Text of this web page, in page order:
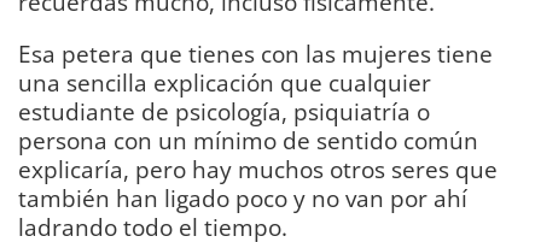
Esa petera que tienes con las mujeres tiene
una sencilla explicación que cualquier
estudiante de psicología, psiquiatría o
persona con un mínimo de sentido común
explicaría, pero hay muchos otros seres que
también han ligado poco y no van por ahí
ladrando todo el tiempo.